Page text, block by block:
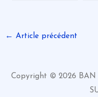
← Article précédent
Copyright © 2026 BAN